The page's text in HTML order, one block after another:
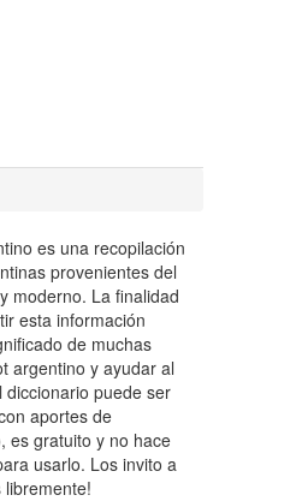
es una recopilación
provenientes del
moderno. La finalidad
esta información
de muchas
argentino y ayudar al
diccionario puede ser
aportes de
es gratuito y no hace
usarlo. Los invito a